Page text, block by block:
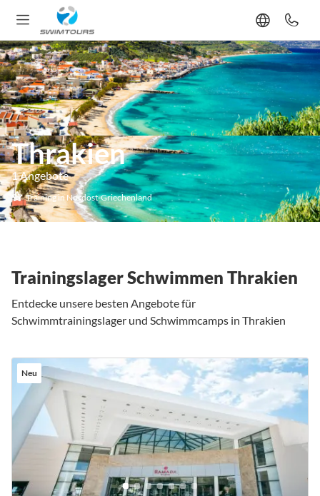
Thrakien
1 Angebote
Training in Nordost-Griechenland
Trainingslager Schwimmen Thrakien
Entdecke unsere besten Angebote für
Schwimmtrainingslager und Schwimmcamps in Thrakien
Neu